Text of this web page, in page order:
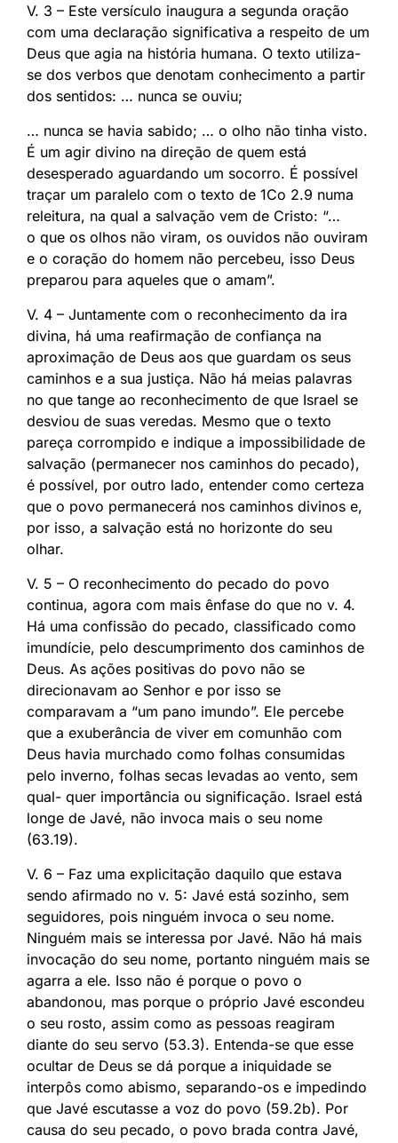
V. 3 – Este versículo inaugura a segunda oração
com uma declaração significativa a respeito de um
Deus que agia na história humana. O texto utiliza-
se dos verbos que denotam conhecimento a partir
dos sentidos: … nunca se ouviu;
… nunca se havia sabido; … o olho não tinha visto.
É um agir divino na direção de quem está
desesperado aguardando um socorro. É possível
traçar um paralelo com o texto de 1Co 2.9 numa
releitura, na qual a salvação vem de Cristo: “…
o que os olhos não viram, os ouvidos não ouviram
e o coração do homem não percebeu, isso Deus
preparou para aqueles que o amam”.
V. 4 – Juntamente com o reconhecimento da ira
divina, há uma reafirmação de confiança na
aproximação de Deus aos que guardam os seus
caminhos e a sua justiça. Não há meias palavras
no que tange ao reconhecimento de que Israel se
desviou de suas veredas. Mesmo que o texto
pareça corrompido e indique a impossibilidade de
salvação (permanecer nos caminhos do pecado),
é possível, por outro lado, entender como certeza
que o povo permanecerá nos caminhos divinos e,
por isso, a salvação está no horizonte do seu
olhar.
V. 5 – O reconhecimento do pecado do povo
continua, agora com mais ênfase do que no v. 4.
Há uma confissão do pecado, classificado como
imundície, pelo descumprimento dos caminhos de
Deus. As ações positivas do povo não se
direcionavam ao Senhor e por isso se
comparavam a “um pano imundo”. Ele percebe
que a exuberância de viver em comunhão com
Deus havia murchado como folhas consumidas
pelo inverno, folhas secas levadas ao vento, sem
qual- quer importância ou significação. Israel está
longe de Javé, não invoca mais o seu nome
(63.19).
V. 6 – Faz uma explicitação daquilo que estava
sendo afirmado no v. 5: Javé está sozinho, sem
seguidores, pois ninguém invoca o seu nome.
Ninguém mais se interessa por Javé. Não há mais
invocação do seu nome, portanto ninguém mais se
agarra a ele. Isso não é porque o povo o
abandonou, mas porque o próprio Javé escondeu
o seu rosto, assim como as pessoas reagiram
diante do seu servo (53.3). Entenda-se que esse
ocultar de Deus se dá porque a iniquidade se
interpôs como abismo, separando-os e impedindo
que Javé escutasse a voz do povo (59.2b). Por
causa do seu pecado, o povo brada contra Javé,